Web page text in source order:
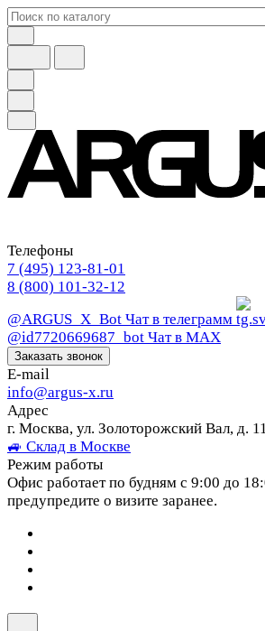
Телефоны
7 (495) 123-81-01
8 (800) 101-32-12
@ARGUS_X_Bot Чат в телеграмм
@id7720669687_bot Чат в МАХ
Заказать звонок
E-mail
info@argus-x.ru
Адрес
г. Москва, ул. Золоторожский Вал, д.
🚙 Склад в Москве
Режим работы
Офис работает по будням с 9:00 до
предупредите о визите заранее.